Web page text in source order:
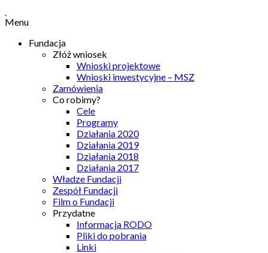
Menu
Fundacja
Złóż wniosek
Wnioski projektowe
Wnioski inwestycyjne – MSZ
Zamówienia
Co robimy?
Cele
Programy
Działania 2020
Działania 2019
Działania 2018
Działania 2017
Władze Fundacji
Zespół Fundacji
Film o Fundacji
Przydatne
Informacja RODO
Pliki do pobrania
Linki